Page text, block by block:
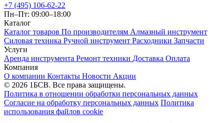
+7 (495) 106-62-22
Пн–Пт: 09:00–18:00
Каталог
Каталог товаров По производителям Алмазный инструмент
Силовая техника Ручной инструмент Расходники Запчасти
Услуги
Аренда инструмента Ремонт техники Доставка Оплата
Компания
О компании Контакты Новости Акции
© 2026 1БСВ. Все права защищены.
Политика в отношении обработки персональных данных
Согласие на обработку персональных данных Политика
использования файлов cookie